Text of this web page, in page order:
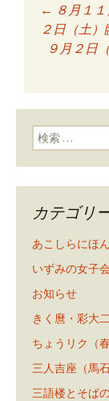
投
ン
← ８月１
２日（土）
９月２日
検索:
カテゴリ
あこしらにほ
いずみの女子
お知らせ
きく麿・彩大
ちょうリク（
三人吉座（馬
三語楼とそば